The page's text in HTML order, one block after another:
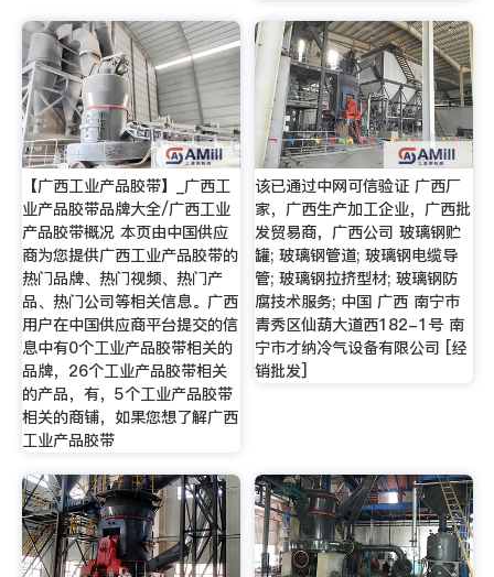
【广西工业产品胶带】_广西工
业产品胶带品牌大全/广西工业
产品胶带概况 本页由中国供应
商为您提供广西工业产品胶带的
热门品牌、热门视频、热门产
品、热门公司等相关信息。广西
用户在中国供应商平台提交的信
息中有0个工业产品胶带相关的
品牌，26个工业产品胶带相关
的产品，有，5个工业产品胶带
相关的商铺，如果您想了解广西
工业产品胶带
该已通过中网可信验证 广西厂
家，广西生产加工企业，广西批
发贸易商，广西公司 玻璃钢贮
罐; 玻璃钢管道; 玻璃钢电缆导
管; 玻璃钢拉挤型材; 玻璃钢防
腐技术服务; 中国 广西 南宁市
青秀区仙葫大道西182-1号 南
宁市才纳冷气设备有限公司 [经
销批发]